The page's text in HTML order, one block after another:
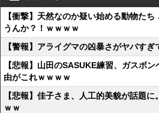
【衝撃】天然なのか疑い始める動物た
うんか？！ｗｗｗｗ
【警報】アライグマの凶暴さがヤバす
【悲報】山田のSASUKE練習、ガスボ
由がこれｗｗｗｗ
【悲報】佳子さま、人工的美貌が話題
ｗｗ